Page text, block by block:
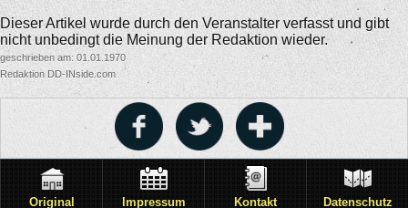
Dieser Artikel wurde durch den Veranstalter verfasst und gibt
nicht unbedingt die Meinung der Redaktion wieder.
geschrieben am: 01.01.1970
Redaktion DD-INside.com
Original Impressum Kontakt Datenschutz